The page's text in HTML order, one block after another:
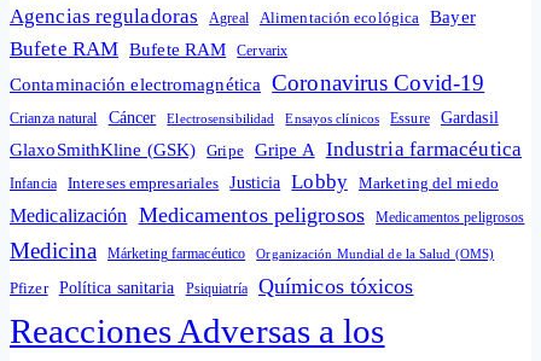
Agencias reguladoras
Agreal Alimentación ecológica Bayer
Bufete RAM Bufete RAM Cervarix
Contaminación electromagnética Coronavirus Covid-19
Crianza natural Cáncer Electrosensibilidad Ensayos clínicos Essure Gardasil
GlaxoSmithKline (GSK) Gripe Gripe A Industria farmacéutica
Infancia Intereses empresariales Justicia Lobby Marketing del miedo
Medicalización Medicamentos peligrosos Medicamentos peligrosos
Medicina Márketing farmacéutico Organización Mundial de la Salud (OMS)
Pfizer Política sanitaria Psiquiatría Químicos tóxicos
Reacciones Adversas a los